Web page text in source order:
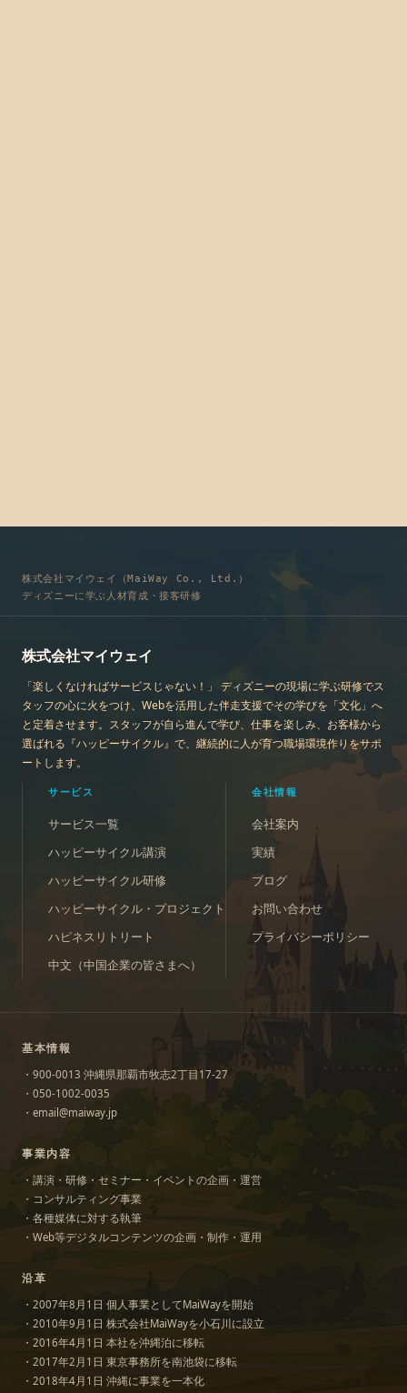
株式会社マイウェイ（MaiWay Co., Ltd.）
ディズニーに学ぶ人材育成・接客研修
株式会社マイウェイ
「楽しくなければサービスじゃない！」 ディズニーの現場に学ぶ研修でス
タッフの心に火をつけ、Webを活用した伴走支援でその学びを「文化」へ
と定着させます。スタッフが自ら進んで学び、仕事を楽しみ、お客様から
選ばれる『ハッピーサイクル』で、継続的に人が育つ職場環境作りをサポ
ートします。
サービス
サービス一覧
ハッピーサイクル講演
ハッピーサイクル研修
ハッピーサイクル・プロジェクト
ハピネスリトリート
中文（中国企業の皆さまへ）
会社情報
会社案内
実績
ブログ
お問い合わせ
プライバシーポリシー
基本情報
・900-0013 沖縄県那覇市牧志2丁目17-27
・050-1002-0035
・email@maiway.jp
事業内容
・講演・研修・セミナー・イベントの企画・運営
・コンサルティング事業
・各種媒体に対する執筆
・Web等デジタルコンテンツの企画・制作・運用
沿革
・2007年8月1日 個人事業としてMaiWayを開始
・2010年9月1日 株式会社MaiWayを小石川に設立
・2016年4月1日 本社を沖縄泊に移転
・2017年2月1日 東京事務所を南池袋に移転
・2018年4月1日 沖縄に事業を一本化